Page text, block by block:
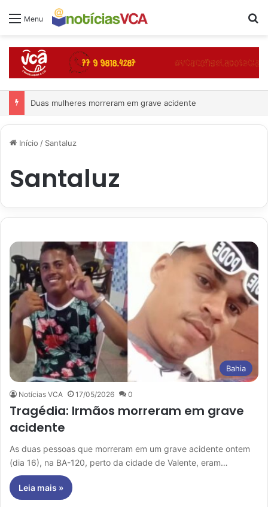
Menu
Duas mulheres morreram em grave acidente
Início / Santaluz
Santaluz
Bahia
Notícias VCA 17/05/2026 0
Tragédia: Irmãos morreram em grave
acidente
As duas pessoas que morreram em um grave acidente ontem
(dia 16), na BA-120, perto da cidade de Valente, eram…
Leia mais »